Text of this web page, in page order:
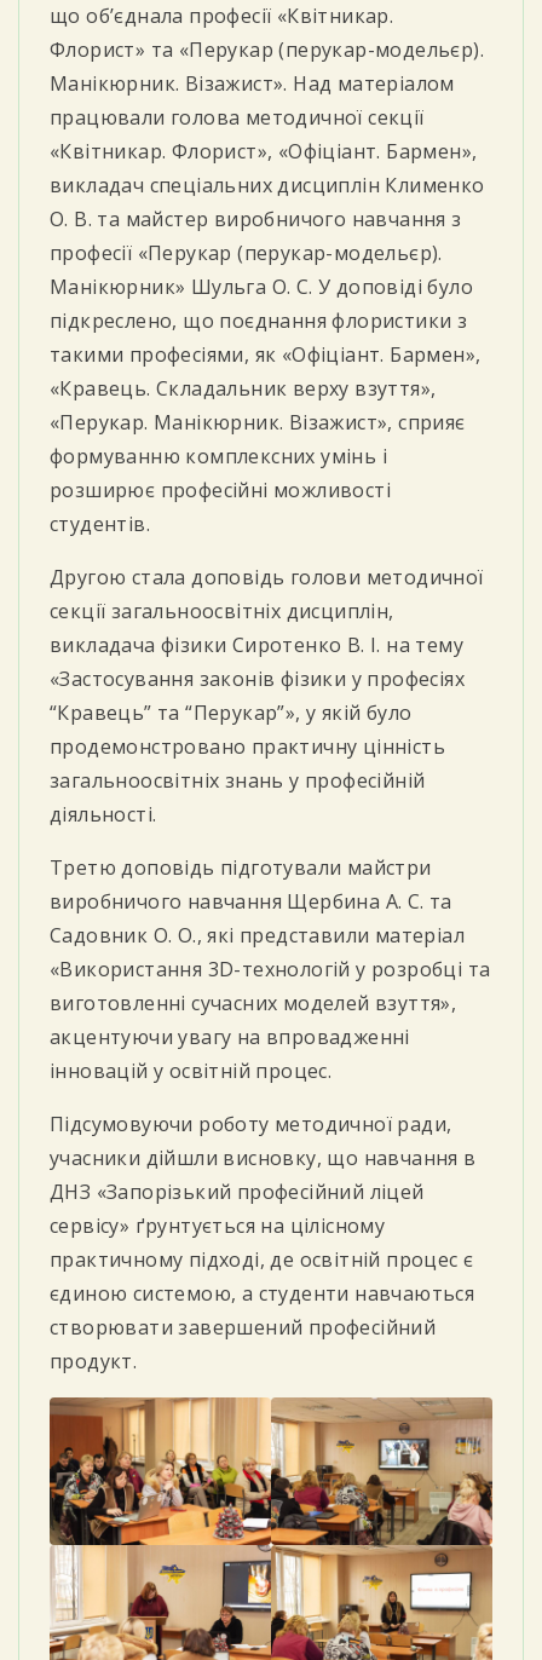
що об’єднала професії «Квітникар.
Флорист» та «Перукар (перукар-модельєр).
Манікюрник. Візажист». Над матеріалом
працювали голова методичної секції
«Квітникар. Флорист», «Офіціант. Бармен»,
викладач спеціальних дисциплін Клименко
О. В. та майстер виробничого навчання з
професії «Перукар (перукар-модельєр).
Манікюрник» Шульга О. С. У доповіді було
підкреслено, що поєднання флористики з
такими професіями, як «Офіціант. Бармен»,
«Кравець. Складальник верху взуття»,
«Перукар. Манікюрник. Візажист», сприяє
формуванню комплексних умінь і
розширює професійні можливості
студентів.
Другою стала доповідь голови методичної
секції загальноосвітніх дисциплін,
викладача фізики Сиротенко В. І. на тему
«Застосування законів фізики у професіях
“Кравець” та “Перукар”», у якій було
продемонстровано практичну цінність
загальноосвітніх знань у професійній
діяльності.
Третю доповідь підготували майстри
виробничого навчання Щербина А. С. та
Садовник О. О., які представили матеріал
«Використання 3D-технологій у розробці та
виготовленні сучасних моделей взуття»,
акцентуючи увагу на впровадженні
інновацій у освітній процес.
Підсумовуючи роботу методичної ради,
учасники дійшли висновку, що навчання в
ДНЗ «Запорізький професійний ліцей
сервісу» ґрунтується на цілісному
практичному підході, де освітній процес є
єдиною системою, а студенти навчаються
створювати завершений професійний
продукт.